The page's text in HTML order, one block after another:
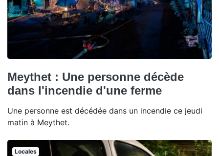
Meythet : Une personne décède
dans l'incendie d'une ferme
Une personne est décédée dans un incendie ce jeudi
matin à Meythet.
Locales